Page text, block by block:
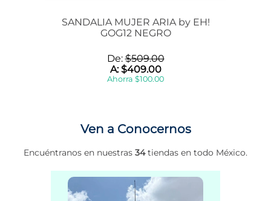
SANDALIA MUJER ARIA by EH!
GOG12 NEGRO
De:$509.00
A:$409.00
Ahorra $100.00
Ven a Conocernos
Encuéntranos en nuestras 34tiendas en todo México.